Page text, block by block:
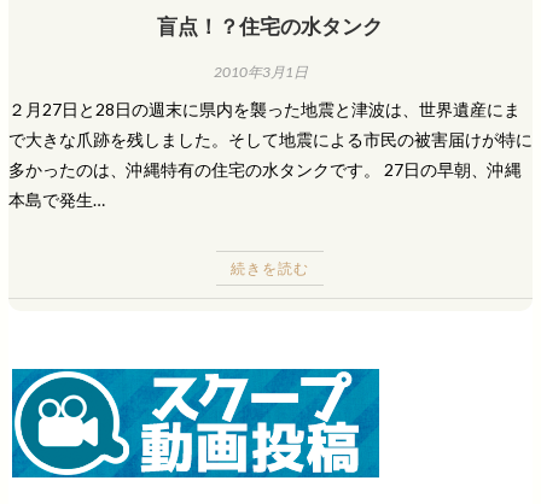
盲点！？住宅の水タンク
2010年3月1日
２月27日と28日の週末に県内を襲った地震と津波は、世界遺産にま
で大きな爪跡を残しました。そして地震による市民の被害届けが特に
多かったのは、沖縄特有の住宅の水タンクです。 27日の早朝、沖縄
本島で発生…
続きを読む